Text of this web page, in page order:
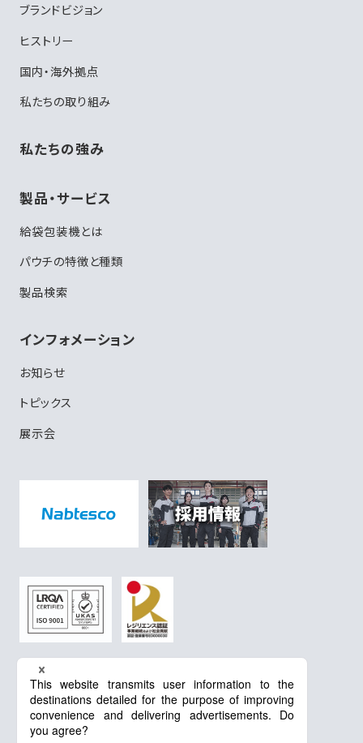
ブランドビジョン
ヒストリー
国内・海外拠点
私たちの取り組み
私たちの強み
製品・サービス
給袋包装機とは
パウチの特徴と種類
製品検索
インフォメーション
お知らせ
トピックス
展示会
プライバシーポリシー
Cookieポリシー
GDPRに関するプライバシーポリシー